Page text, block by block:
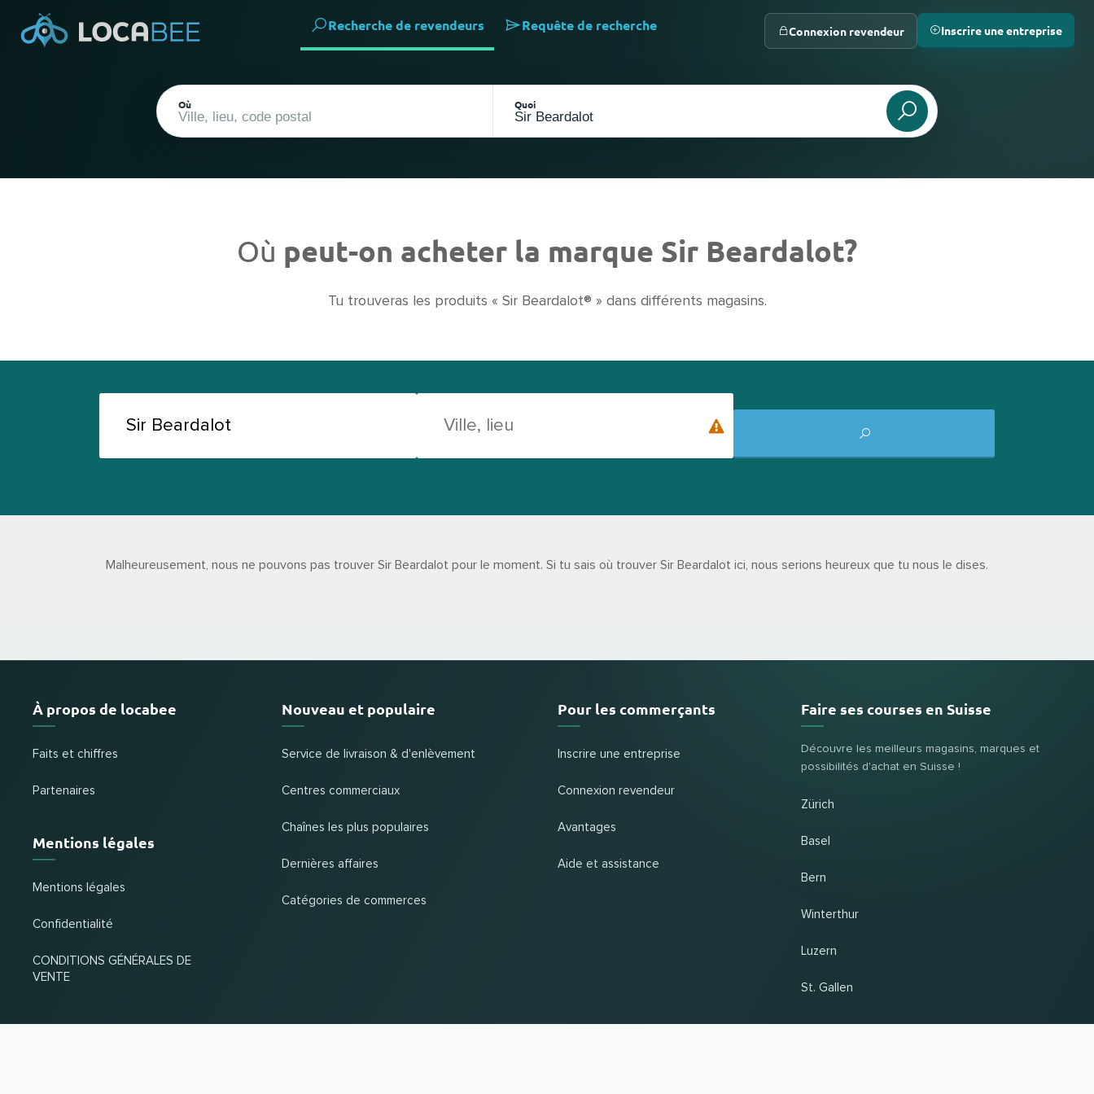
Recherche de revendeurs Requête de recherche
Où Quoi
Connexion revendeur Inscrire une entreprise
Où peut-on acheter la marque Sir Beardalot?
Tu trouveras les produits « Sir Beardalot® » dans différents magasins.
Malheureusement, nous ne pouvons pas trouver Sir Beardalot pour le moment. Si tu sais où trouver Sir Beardalot ici, nous serions heureux que tu nous le dises.
À propos de locabee
Faits et chiffres
Partenaires
Mentions légales
Mentions légales
Confidentialité
CONDITIONS GÉNÉRALES DE
VENTE
Nouveau et populaire
Service de livraison & d'enlèvement
Centres commerciaux
Chaînes les plus populaires
Dernières affaires
Catégories de commerces
Pour les commerçants
Inscrire une entreprise
Connexion revendeur
Avantages
Aide et assistance
Faire ses courses en Suisse
Découvre les meilleurs magasins, marques et
possibilités d'achat en Suisse !
Zürich
Basel
Bern
Winterthur
Luzern
St. Gallen